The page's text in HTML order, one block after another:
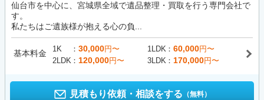
仙台市を中心に、宮城県全域で遺品整理・買取を行う専門会社で
す。
私たちはご遺族様が抱える心の負...
基本料金 1K 30,000円〜 1LDK 60,000円〜
2LDK
120,000円〜 3LDK 170,000円〜
見積もり依頼・相談をする （無料）